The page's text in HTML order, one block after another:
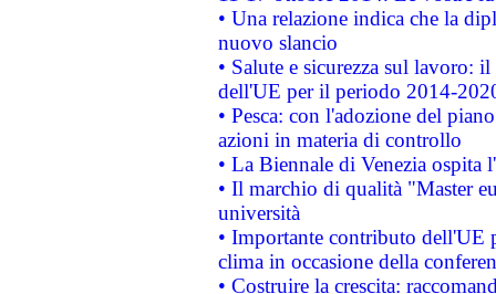
• Una relazione indica che la
nuovo slancio
• Salute e sicurezza sul lavoro:
dell'UE per il periodo 2014-
• Pesca: con l'adozione del
azioni in materia di controllo
• La Biennale di Venezia ospita
• Il marchio di qualità "Master
università
• Importante contributo dell'UE
clima in occasione della
• Costruire la crescita: